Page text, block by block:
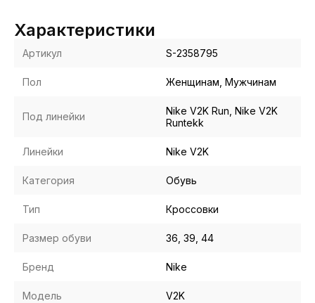
Характеристики
Артикул S-2358795
Пол Женщинам, Мужчинам
Под линейки
Nike V2K Run, Nike V2K
Runtekk
Линейки Nike V2K
Категория Обувь
Тип Кроссовки
Размер обуви 36, 39, 44
Бренд Nike
Модель V2K